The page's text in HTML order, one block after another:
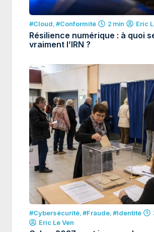
#Cloud,#Conformité 2 min Eric
Résilience numérique : à quoi
vraiment l’IRN ?
#Cybersécurité,#Fraude,#Identité
Eric Le Ven